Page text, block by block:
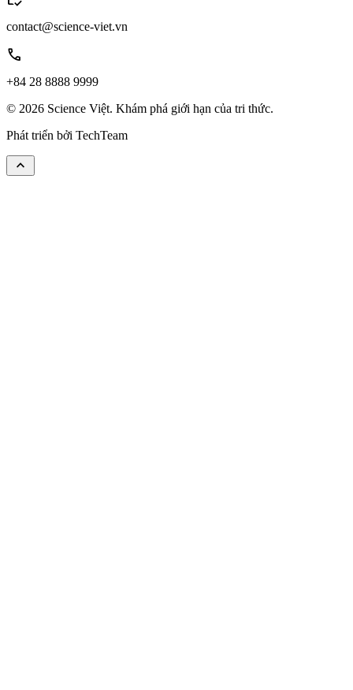
contact@science-viet.vn
call
+84 28 8888 9999
© 2026 Science Việt. Khám phá giới hạn của tri thức.
Phát triển bởi TechTeam
keyboard_arrow_up